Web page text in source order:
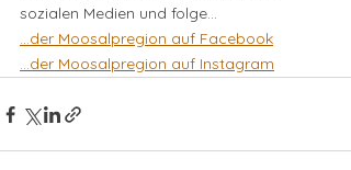
sozialen Medien und folge...
...der Moosalpregion auf Facebook
...der Moosalpregion auf Instagram